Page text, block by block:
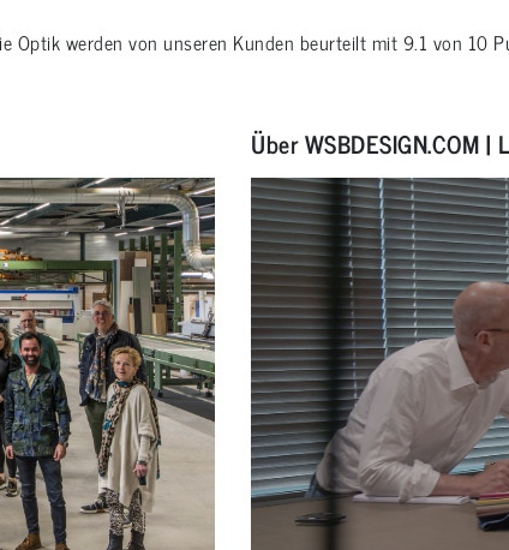
Optikwerden von unseren Kunden beurteilt mit9.1 von 10
Über WSBDESIGN.COM |